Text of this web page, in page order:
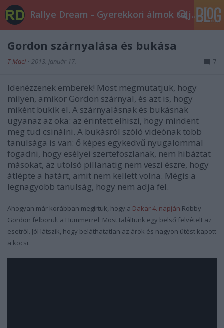
Rallye Dream - Gyerekkori álmok teljesüljetek!
Gordon szárnyalása és bukása
T-Maci • 2013. január 17. 7
Idenézzenek emberek! Most megmutatjuk, hogy
milyen, amikor Gordon szárnyal, és azt is, hogy
miként bukik el. A szárnyalásnak és bukásnak
ugyanaz az oka: az érintett elhiszi, hogy mindent
meg tud csinálni. A bukásról szóló videónak több
tanulsága is van: ő képes egykedvű nyugalommal
fogadni, hogy esélyei szertefoszlanak, nem hibáztat
másokat, az utolsó pillanatig nem veszi észre, hogy
átlépte a határt, amit nem kellett volna. Mégis a
legnagyobb tanulság, hogy nem adja fel.
Ahogyan már korábban megírtuk, hogy a Dakar 4. napján Robby
Gordon felborult a Hummerrel. Most találtunk egy belső felvételt az
esetről. Jól látszik, hogy beláthatatlan az árok és nagyon ütést kapott
a kocsi.